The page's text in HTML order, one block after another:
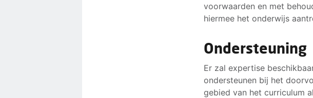
voorwaarden en met
hiermee het onderwijs
Ondersteuning
Er zal expertise
ondersteunen bij het
gebied van het curriculum